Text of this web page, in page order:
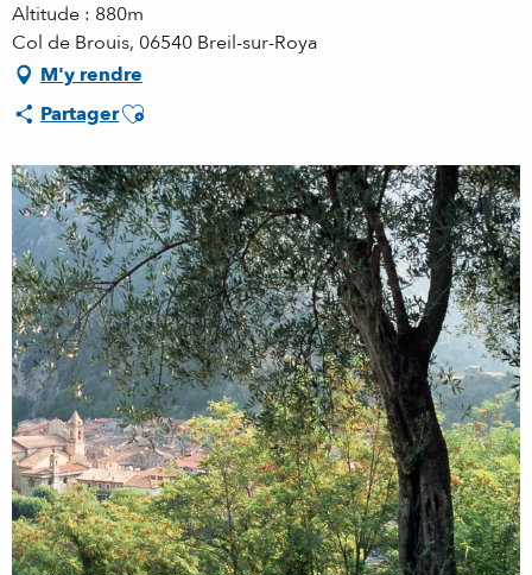
Altitude : 880m
Col de Brouis, 06540 Breil-sur-Roya
M'y rendre
PartagerAjouter aux favoris